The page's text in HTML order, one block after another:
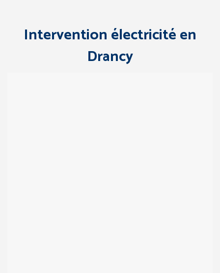
Intervention électricité en
Drancy